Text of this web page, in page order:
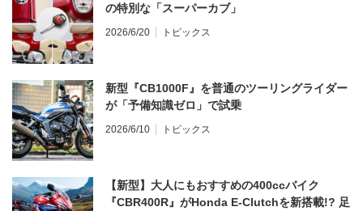
の特別な「スーパーカブ」
2026/6/20 トピックス
新型『CB1000F』を普通のツーリングライダー
が「予備知識ゼロ」で試乗
2026/6/10 トピックス
【新型】大人にもおすすめの400ccバイク
『CBR400R』がHonda E-Clutchを新搭載!? 足